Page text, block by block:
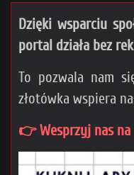
Dzięki wsparciu
portal działa bez
To pozwala nam
złotówka wspiera
👉 Wesprzyj nas